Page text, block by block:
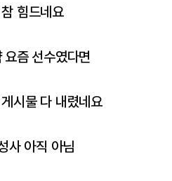
힘드네요
즘 선수였다면
시물 다 내렸네요
사 아직 아님